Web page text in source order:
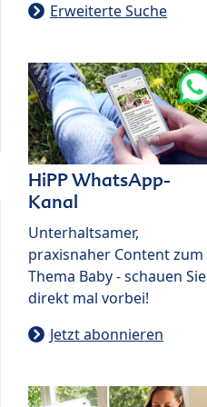
Erweiterte Suche
HiPP WhatsApp-
Kanal
Unterhaltsamer,
praxisnaher Content zum
Thema Baby - schauen Sie
direkt mal vorbei!
Jetzt abonnieren